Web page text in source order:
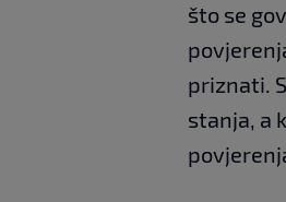
što se
priznati.
stanja, a